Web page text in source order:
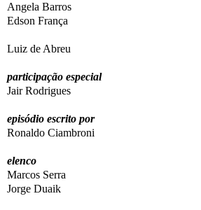
Angela Barros
Edson França
Luiz de Abreu
participação especial
Jair Rodrigues
episódio escrito por
Ronaldo Ciambroni
elenco
Marcos Serra
Jorge Duaik